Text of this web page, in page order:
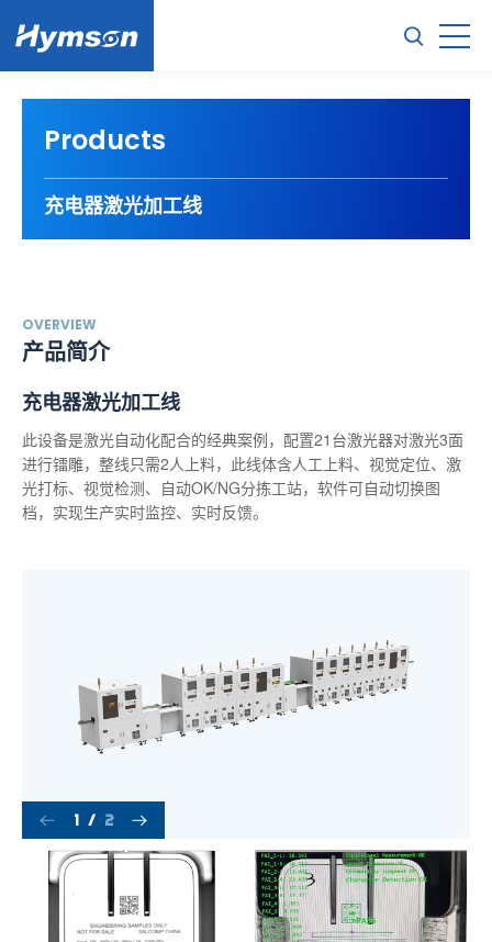
Products
充电器激光加工线
OVERVIEW
产品简介
充电器激光加工线
此设备是激光自动化配合的经典案例，配置21台激光器对激光3面
进行镭雕，整线只需2人上料，此线体含人工上料、视觉定位、激
光打标、视觉检测、自动OK/NG分拣工站，软件可自动切换图
档，实现生产实时监控、实时反馈。
1 / 2